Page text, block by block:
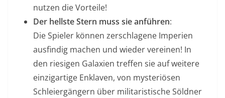
nutzen die Vorteile!
Der hellste Stern muss sie anführen:
Die Spieler können zerschlagene Imperien
ausfindig machen und wieder vereinen! In
den riesigen Galaxien treffen sie auf weitere
einzigartige Enklaven, von mysteriösen
Schleiergängern über militaristische Söldner